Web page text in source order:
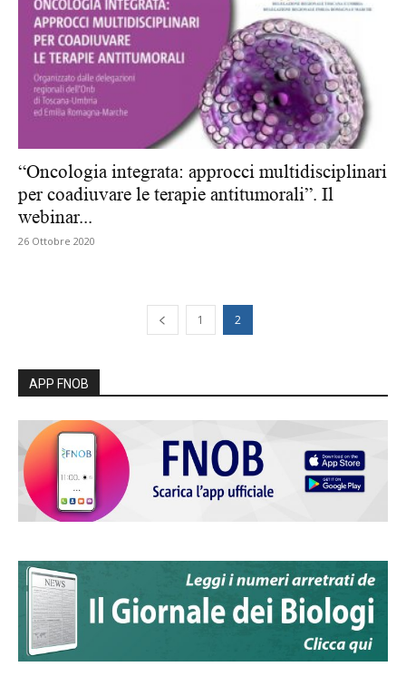
“Oncologia integrata: approcci multidisciplinari
per coadiuvare le terapie antitumorali”. Il
webinar...
26 Ottobre 2020
1 2
APP FNOB